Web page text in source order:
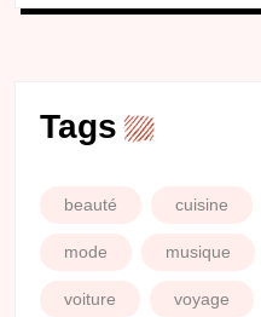
Tags
beauté cuisine
mode musique
voiture voyage